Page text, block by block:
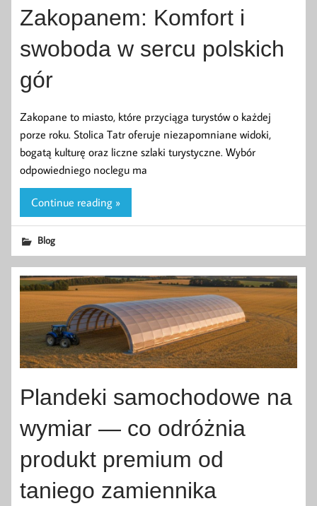
Zakopanem: Komfort i
swoboda w sercu polskich
gór
Zakopane to miasto, które przyciąga turystów o każdej
porze roku. Stolica Tatr oferuje niezapomniane widoki,
bogatą kulturę oraz liczne szlaki turystyczne. Wybór
odpowiedniego noclegu ma
Continue reading »
Blog
Plandeki samochodowe na
wymiar — co odróżnia
produkt premium od
taniego zamiennika